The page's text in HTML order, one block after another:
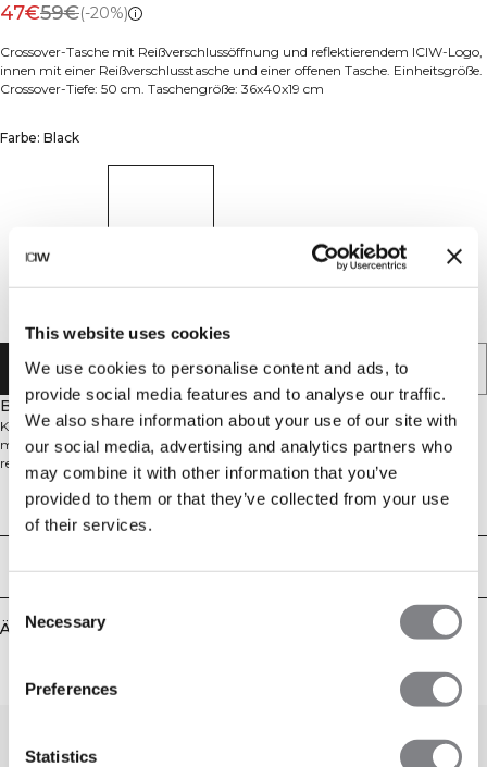
This website uses cookies
We use cookies to personalise content and ads, to
provide social media features and to analyse our traffic.
We also share information about your use of our site with
our social media, advertising and analytics partners who
may combine it with other information that you’ve
provided to them or that they’ve collected from your use
of their services.
Consent
Selection
Necessary
Preferences
Statistics
47€59€(-20%)
Crossover-Tasche mit Reißverschlussöffnung und reflektierendem ICIW-Logo,
innen mit einer Reißverschlusstasche und einer offenen Tasche. Einheitsgröße.
Crossover-Tiefe: 50 cm. Taschengröße: 36x40x19 cm
Farbe: Black
IN DEN WARENKORB LEGEN
Beschreibung
Kompakte Crossover-Tasche für deine täglichen Essentials. Das Hauptfach
mit Reißverschlussöffnung bietet sicheren Zugriff, außen befindet sich ein
reflektierendes ICIW-Logo. Innen sorgen das Futter mit All-over-ICANIWILL-
Logo, ein Reißverschlussfach und ein offenes Fach für Übersicht und Ordnung.
Bei Bedarf lässt sich die Tasche mit einem feuchten Tuch abwischen. 100%
Polyester.
Technical Aspects
Lieferung & Rückgabe
Ähnliche Produkte